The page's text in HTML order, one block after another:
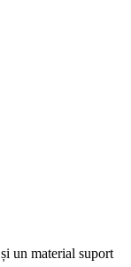
un material suport